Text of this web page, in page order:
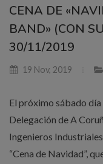
CENA DE
BAND» (CON
30/11/2019
19 Nov, 2019
El próximo sábado
Delegación de A
Ingenieros
“Cena de Navidad”,